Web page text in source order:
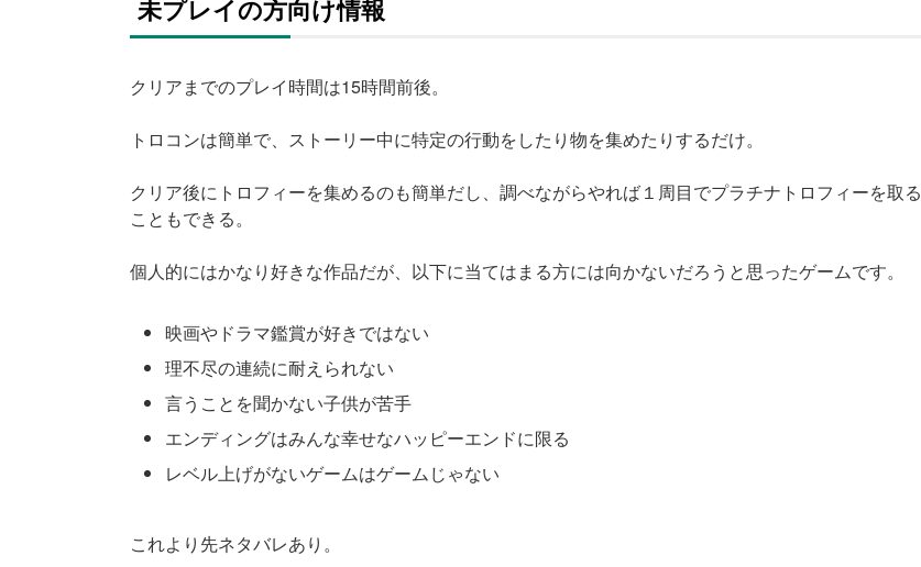
未プレイの方向け情報
クリアまでのプレイ時間は15時間前後。
トロコンは簡単で、ストーリー中に特定の行動をしたり物を集めたりするだけ。
クリア後にトロフィーを集めるのも簡単だし、調べながらやれば１周目でプラチナトロフィーを取る
こともできる。
個人的にはかなり好きな作品だが、以下に当てはまる方には向かないだろうと思ったゲームです。
映画やドラマ鑑賞が好きではない
理不尽の連続に耐えられない
言うことを聞かない子供が苦手
エンディングはみんな幸せなハッピーエンドに限る
レベル上げがないゲームはゲームじゃない
これより先ネタバレあり。